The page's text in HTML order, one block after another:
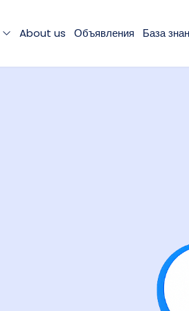
About us Объявления База